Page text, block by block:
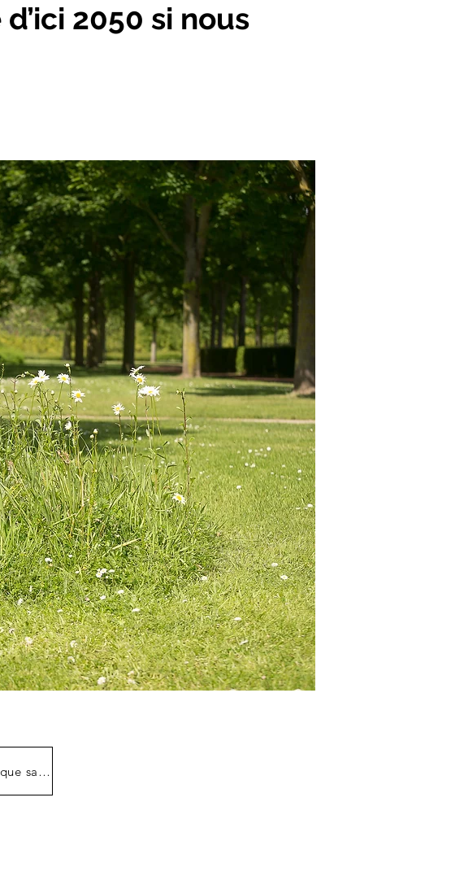
2050 si nous
sans engagement